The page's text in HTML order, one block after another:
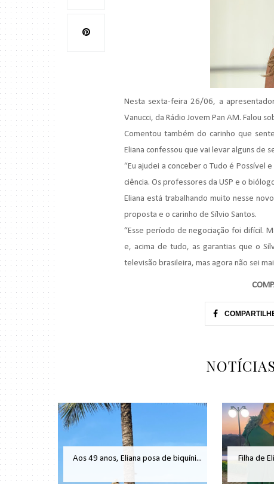
Nesta sexta-feira 26/06, a
Vanucci, da Rádio JovemPan AM. Falou
Comentou também do carinho que
Eliana confessou que vai levar alguns de
“Eu ajudei a conceber o Tudo é Possível
ciência. Os professores daUSP e o
Eliana está trabalhando muito nesse
proposta e o carinho deSílvio Santos.
“Esse período de negociação foi difícil.
e, acima de tudo, as garantias que o
televisão brasileira, mas agora não sei
Aos 49 anos, Eliana posa de biquíni... Filha de